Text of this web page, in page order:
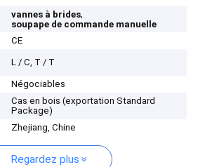
vannes à brides,
soupape de commande manuelle
CE
L / C, T / T
Négociables
Cas en bois (exportation Standard
Package)
Zhejiang, Chine
Regardez plus